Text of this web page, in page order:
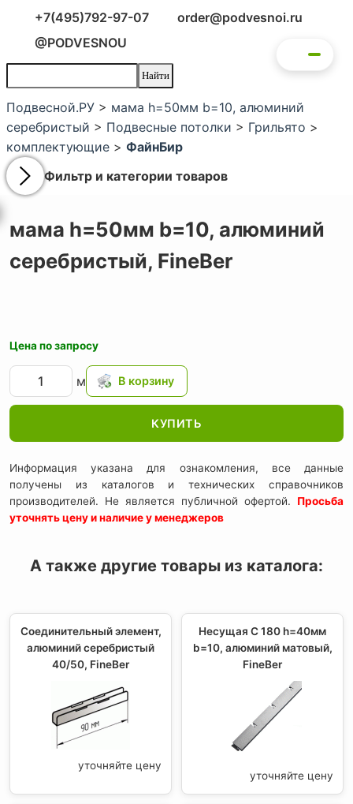
+7(495)792-97-07
order@podvesnoi.ru
@PODVESNOU
Подвесной.РУ > мама h=50мм b=10, алюминий
серебристый > Подвесные потолки > Грильято >
комплектующие > ФайнБир
Фильтр и категории товаров
мама h=50мм b=10, алюминий
серебристый, FineBer
Цена по запросу
м
КУПИТЬ
Информация указана для ознакомления, все данные
получены из каталогов и технических справочников
производителей. Не является публичной офертой. Просьба
уточнять цену и наличие у менеджеров
А также другие товары из каталога:
Соединительный элемент,
алюминий серебристый
40/50, FineBer
уточняйте цену
Несущая С 180 h=40мм
b=10, алюминий матовый,
FineBer
уточняйте цену